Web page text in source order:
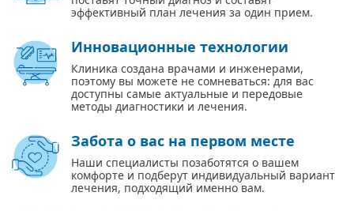
эффективный план лечения за один прием.
Инновационные технологии
Клиника создана врачами и инженерами,
поэтому вы можете не сомневаться: для вас
доступны самые актуальные и передовые
методы диагностики и лечения.
Забота о вас на первом месте
Наши специалисты позаботятся о вашем
комфорте и подберут индивидуальный вариант
лечения, подходящий именно вам.